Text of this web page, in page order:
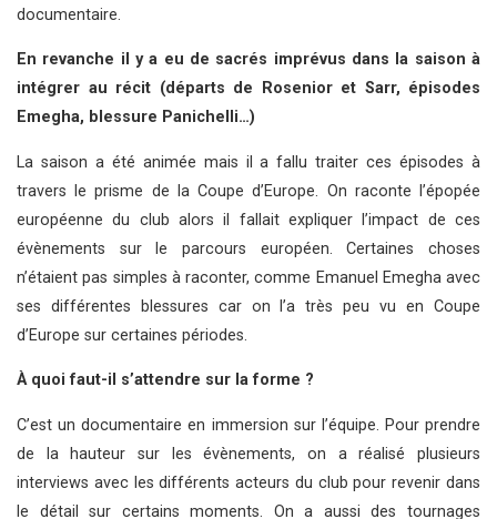
documentaire.
En revanche il y a eu de sacrés imprévus dans la saison à
intégrer au récit (départs de Rosenior et Sarr, épisodes
Emegha, blessure Panichelli…)
La saison a été animée mais il a fallu traiter ces épisodes à
travers le prisme de la Coupe d’Europe. On raconte l’épopée
européenne du club alors il fallait expliquer l’impact de ces
évènements sur le parcours européen. Certaines choses
n’étaient pas simples à raconter, comme Emanuel Emegha avec
ses différentes blessures car on l’a très peu vu en Coupe
d’Europe sur certaines périodes.
À quoi faut-il s’attendre sur la forme ?
C’est un documentaire en immersion sur l’équipe. Pour prendre
de la hauteur sur les évènements, on a réalisé plusieurs
interviews avec les différents acteurs du club pour revenir dans
le détail sur certains moments. On a aussi des tournages